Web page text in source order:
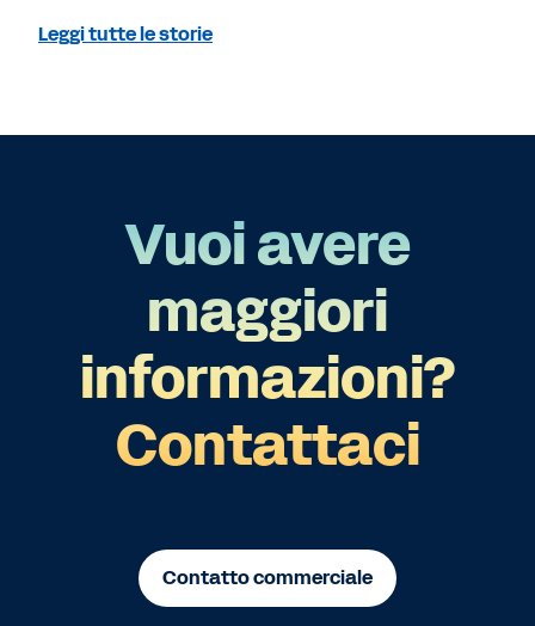
Leggi tutte le storie
Vuoi avere
maggiori
informazioni?
Contattaci
Contatto commerciale